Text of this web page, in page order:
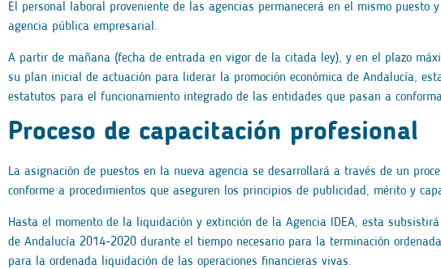
El personal laboral proveniente de las agencias permanecerá en el mismo
agencia pública empresarial.
A partir de mañana (fecha de entrada en vigor de la citada ley), y en el plazo
su plan inicial de actuación para liderar la promoción económica de Andalucía,
estatutos para el funcionamiento integrado de las entidades que pasan a
Proceso de capacitación profesional
La asignación de puestos en la nueva agencia se desarrollará a través de un
conforme a procedimientos que aseguren los principios de publicidad, mérito y
Hasta el momento de la liquidación y extinción de la Agencia IDEA, esta
de Andalucía 2014-2020 durante el tiempo necesario para la terminación
para la ordenada liquidación de las operaciones financieras vivas.